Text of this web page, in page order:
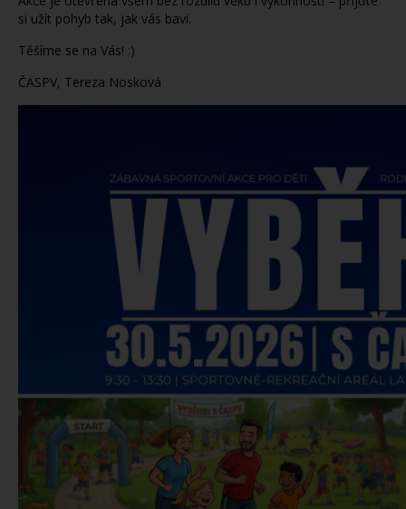
si užít pohyb tak, jak vás baví.
Těšíme se na Vás! :)
ČASPV, Tereza Nosková